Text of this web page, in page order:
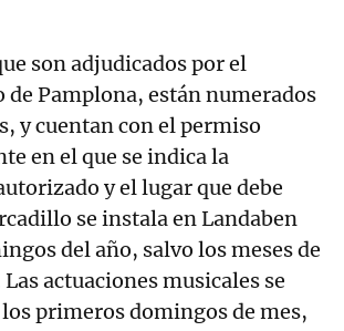
son adjudicados por el
Pamplona, están numerados
y cuentan con el permiso
en el que se indica la
y el lugar que debe
se instala en Landaben
del año, salvo los meses de
actuaciones musicales se
primeros domingos de mes,